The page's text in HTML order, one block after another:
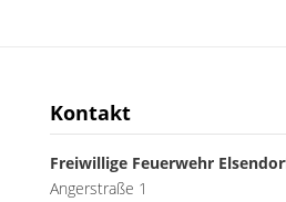
Kontakt
Freiwillige Feuerwehr
Angerstraße 1